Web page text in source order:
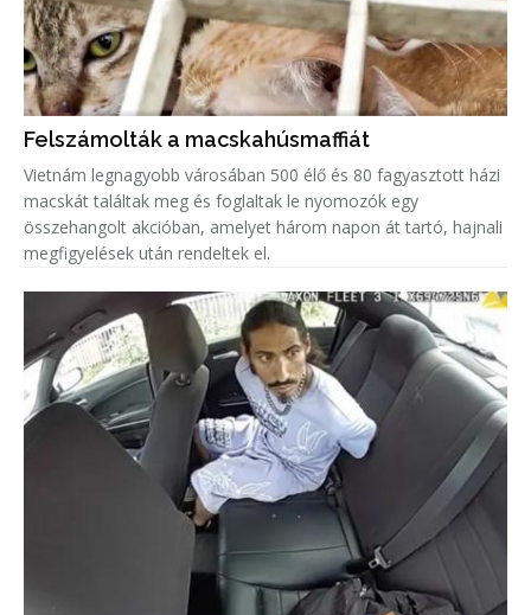
Felszámolták a macskahúsmaffiát
Vietnám legnagyobb városában 500 élő és 80 fagyasztott házi
macskát találtak meg és foglaltak le nyomozók egy
összehangolt akcióban, amelyet három napon át tartó, hajnali
megfigyelések után rendeltek el.